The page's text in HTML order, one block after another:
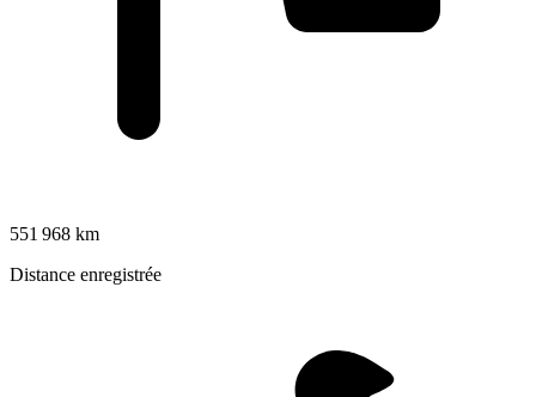
551 968 km
Distance enregistrée